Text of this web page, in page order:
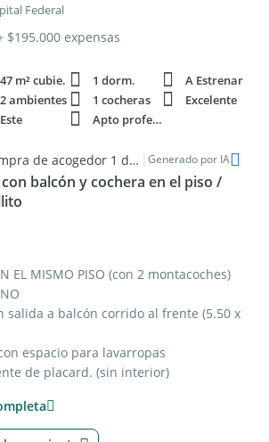
Federal
$195.000 expensas
47 m² cubie. 1 dorm.
A Estrenar
2 ambientes 1 cocheras
Excelente
Este Apto profesi.
Oportunidad de compra de acogedor 1 dormitorio en Caballito | Generado por IA
balcón y cochera en el piso /
EL MISMO PISO (con 2 montacoches)
salida a balcón corrido al frente (5.50 x
espacio para lavarropas
de placard. (sin interior)
70 cm de prof., solarium, doble SUM,